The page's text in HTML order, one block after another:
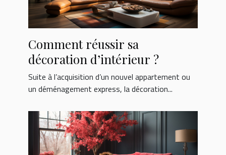
Comment réussir sa
décoration d’intérieur ?
Suite à l’acquisition d’un nouvel appartement ou
un déménagement express, la décoration...